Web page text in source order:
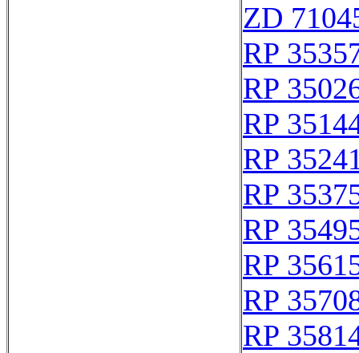
ZD
RP
RP
RP
RP
RP
RP
RP
RP
RP